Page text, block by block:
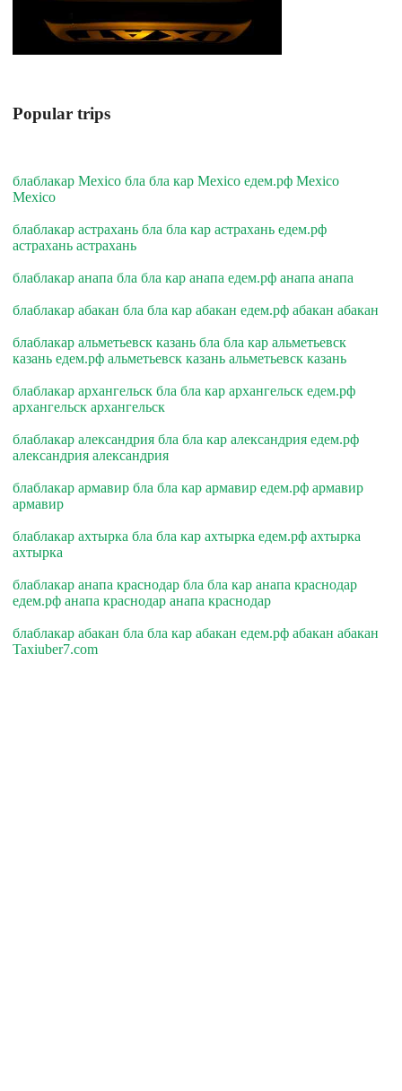
Popular trips
блаблакар Mexico бла бла кар Mexico едем.рф Mexico
Mexico
блаблакар астрахань бла бла кар астрахань едем.рф
астрахань астрахань
блаблакар анапа бла бла кар анапа едем.рф анапа анапа
блаблакар абакан бла бла кар абакан едем.рф абакан абакан
блаблакар альметьевск казань бла бла кар альметьевск
казань едем.рф альметьевск казань альметьевск казань
блаблакар архангельск бла бла кар архангельск едем.рф
архангельск архангельск
блаблакар александрия бла бла кар александрия едем.рф
александрия александрия
блаблакар армавир бла бла кар армавир едем.рф армавир
армавир
блаблакар ахтырка бла бла кар ахтырка едем.рф ахтырка
ахтырка
блаблакар анапа краснодар бла бла кар анапа краснодар
едем.рф анапа краснодар анапа краснодар
блаблакар абакан бла бла кар абакан едем.рф абакан абакан
Taxiuber7.com